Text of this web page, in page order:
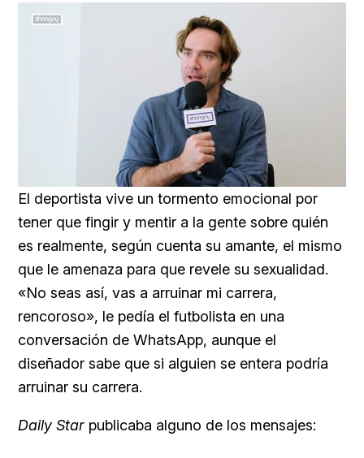
Unmute Loaded
45.22%
El deportista vive un tormento emocional por
tener que fingir y mentir a la gente sobre quién
es realmente, según cuenta su amante, el mismo
que le amenaza para que revele su sexualidad.
«No seas así, vas a arruinar mi carrera,
rencoroso», le pedía el futbolista en una
conversación de WhatsApp, aunque el
diseñador sabe que si alguien se entera podría
arruinar su carrera.
Daily Star publicaba alguno de los mensajes: